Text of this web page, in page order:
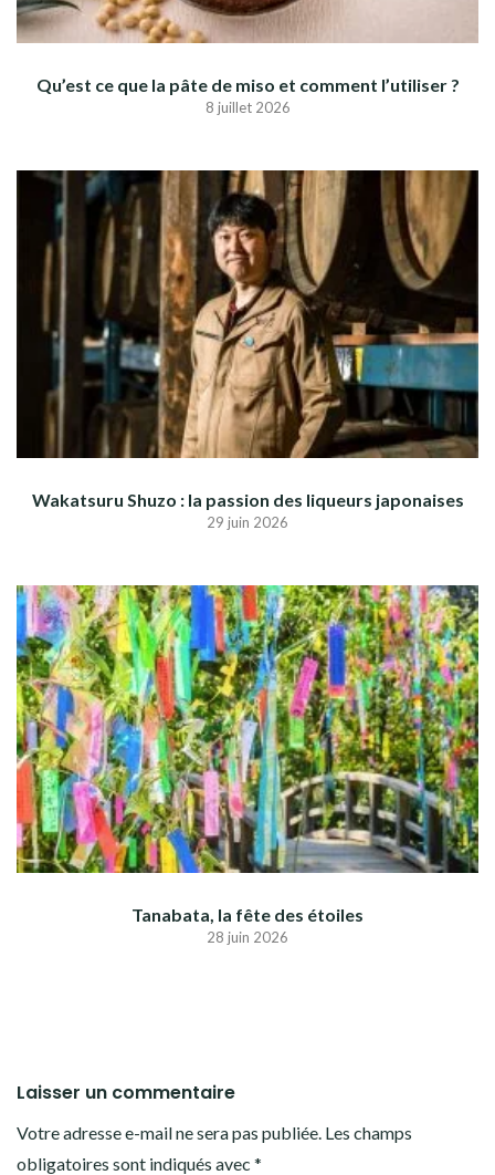
Qu’est ce que la pâte de miso et comment l’utiliser ?
8 juillet 2026
Wakatsuru Shuzo : la passion des liqueurs japonaises
29 juin 2026
Tanabata, la fête des étoiles
28 juin 2026
Laisser un commentaire
Votre adresse e-mail ne sera pas publiée. Les champs
obligatoires sont indiqués avec *